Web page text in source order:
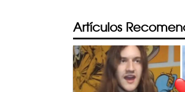
Artículos